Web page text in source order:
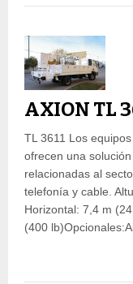
AXION TL
TL 3611 Los
ofrecen una
relacionadas al
telefonía y cable.
Horizontal: 7,4 m
(400